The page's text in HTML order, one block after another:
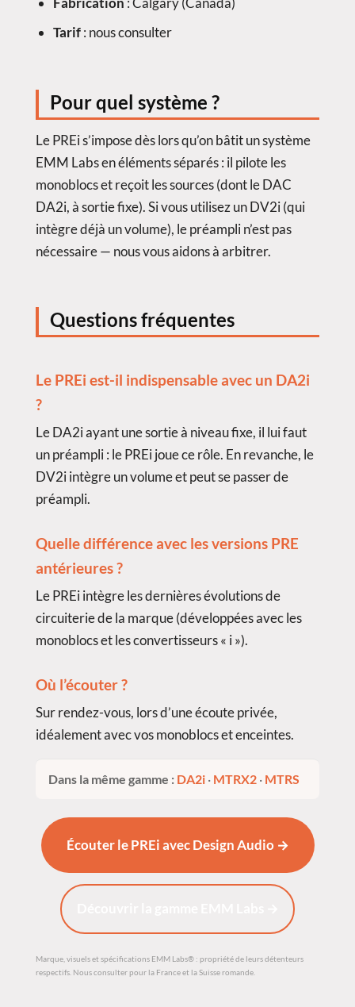
Tarif: nous consulter
Pour quel système ?
Le PREi s’impose dès lors qu’on bâtit un système
EMM Labs en éléments séparés : il pilote les
monoblocs et reçoit les sources (dont le DAC
DA2i, à sortie fixe). Si vous utilisez un DV2i (qui
intègre déjà un volume), le préampli n’est pas
nécessaire — nous vous aidons à arbitrer.
Questions fréquentes
Le PREi est-il indispensable avec un DA2i
?
Le DA2i ayant une sortie à niveau fixe, il lui faut
un préampli : le PREi joue ce rôle. En revanche, le
DV2i intègre un volume et peut se passer de
préampli.
Quelle différence avec les versions PRE
antérieures ?
Le PREi intègre les dernières évolutions de
circuiterie de la marque (développées avec les
monoblocs et les convertisseurs « i »).
Où l’écouter ?
Sur rendez-vous, lors d’une écoute privée,
idéalement avec vos monoblocs et enceintes.
Dans la même gamme : DA2i · MTRX2 · MTRS
Écouter le PREi avec Design Audio →
Marque, visuels et spécifications EMM Labs® : propriété de leurs détenteurs
respectifs. Nous consulter pour la France et la Suisse romande.